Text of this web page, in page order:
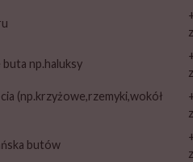
np.haluksy
(np.krzyżowe,rzemyki,wokół
butów